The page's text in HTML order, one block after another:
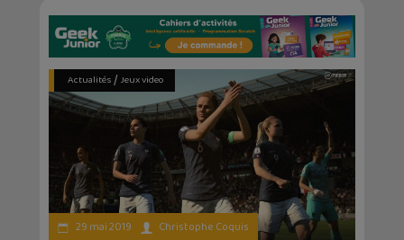
Actualités/ Jeux video
29 mai 2019 Christophe Coquis